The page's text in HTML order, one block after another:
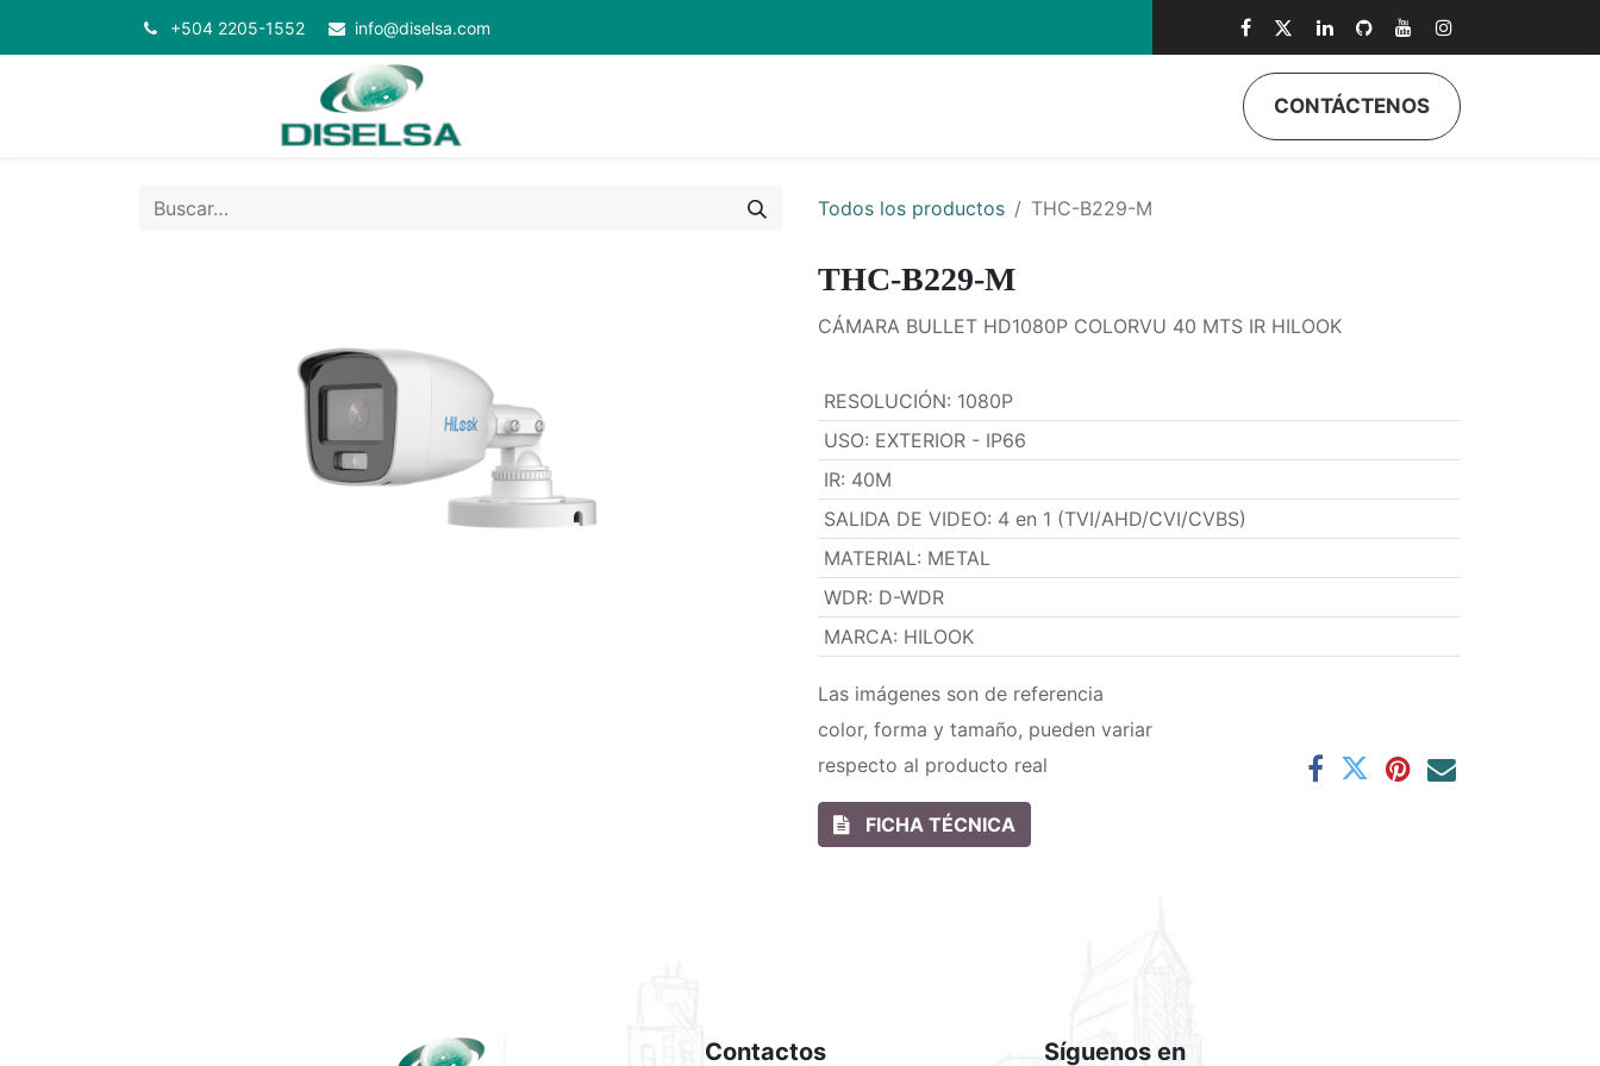
+504 2205-1552 info@diselsa.com
Quiénes Somos Eventos Soporte
CONTÁCTENOS
Todos los productos THC-B229-M
THC-B229-M
CÁMARA BULLET HD1080P COLORVU 40 MTS IR HILOOK
RESOLUCIÓN: 1080P
USO: EXTERIOR - IP66
IR: 40M
SALIDA DE VIDEO: 4 en 1 (TVI/AHD/CVI/CVBS)
MATERIAL: METAL
WDR: D-WDR
MARCA: HILOOK
Las imágenes son de referencia
color, forma y tamaño, pueden variar
respecto al producto real
FICHA TÉCNICA
Contactos Síguenos en